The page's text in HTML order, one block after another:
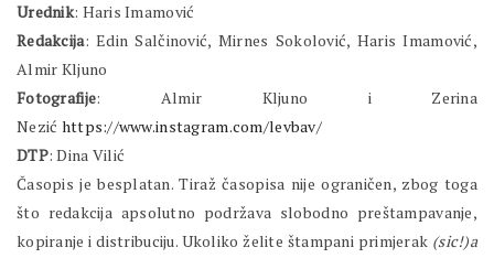
Urednik: Haris Imamović
Redakcija: Edin Salčinović, Mirnes Sokolović, Haris Imamović,
Almir Kljuno
Fotografije: Almir Kljuno i Zerina
Nezić https://www.instagram.com/levbav/
DTP: Dina Vilić
Časopis je besplatan. Tiraž časopisa nije ograničen, zbog toga
što redakcija apsolutno podržava slobodno preštampavanje,
kopiranje i distribuciju. Ukoliko želite štampani primjerak (sic!)a